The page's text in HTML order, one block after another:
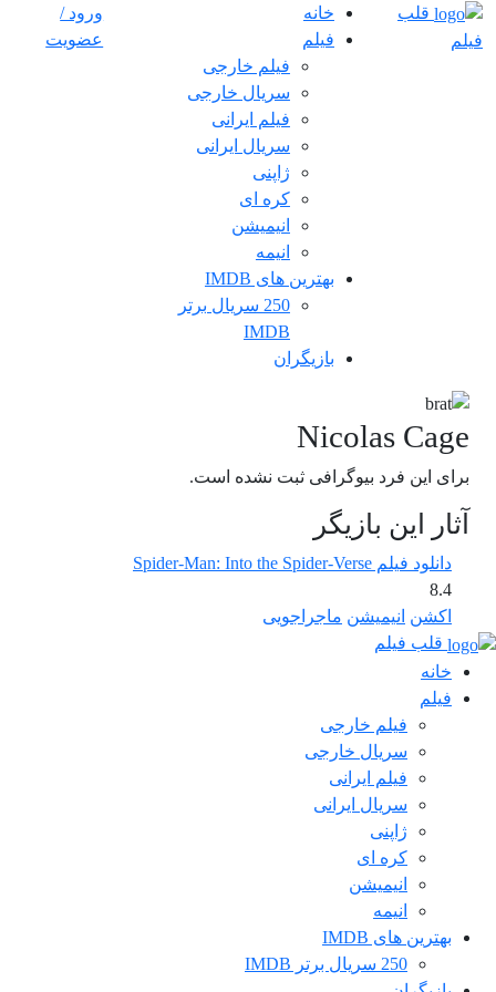
قلب
فیلم
خانه
فیلم
فیلم خارجی
سریال خارجی
فیلم ایرانی
سریال ایرانی
ژاپنی
کره ای
انیمیشن
انیمه
بهترین های IMDB
250 سریال برتر
IMDB
بازیگران
ورود /
عضویت
Nicolas Cage
برای این فرد بیوگرافی ثبت نشده است.
آثار این بازیگر
دانلود فیلم Spider-Man: Into the Spider-Verse
8.4
اکشن انیمیشن ماجراجویی
قلب فیلم
خانه
فیلم
فیلم خارجی
سریال خارجی
فیلم ایرانی
سریال ایرانی
ژاپنی
کره ای
انیمیشن
انیمه
بهترین های IMDB
250 سریال برتر IMDB